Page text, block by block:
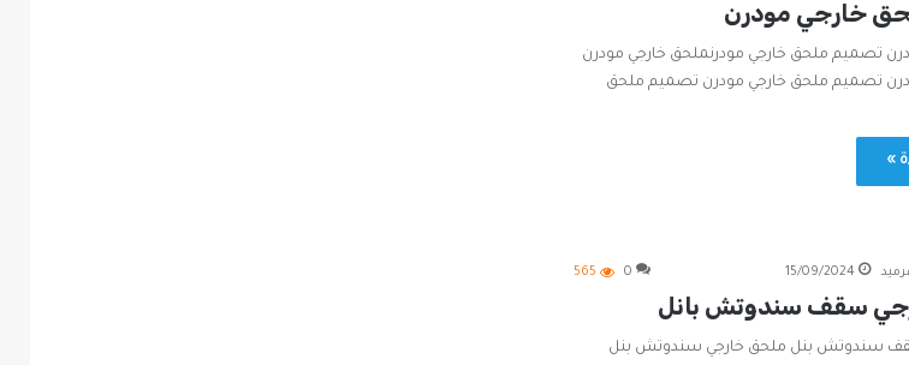
خارجي مودرن
تصميم ملحق خارجي مودرنملحق خارجي مودرن
تصميم ملحق خارجي مودرن تصميم ملحق
»
15/09/2024
0
565
سقف سندوتش بانل
سندوتش بنل ملحق خارجي سندوتش بنل